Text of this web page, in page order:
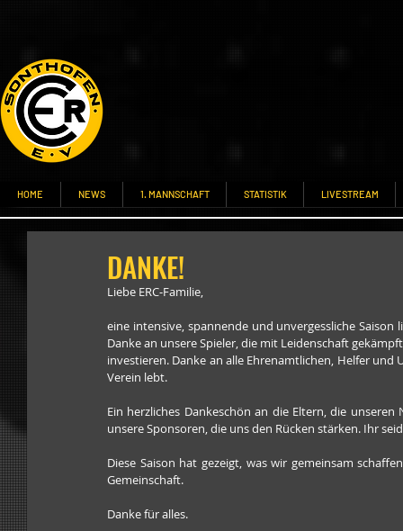
HOME NEWS 1. MANNSCHAFT STATISTIK LIVESTREAM
DANKE!
Liebe ERC‑Familie,
eine intensive, spannende und unvergessliche
Danke an unsere Spieler, die mit Leidenschaft
investieren. Danke an alle Ehrenamtlichen, Helfer
Verein lebt.
Ein herzliches Dankeschön an die Eltern, die
unsere Sponsoren, die uns den Rücken stärken. Ihr
Diese Saison hat gezeigt, was wir gemeinsam
Gemeinschaft.
Danke für alles.